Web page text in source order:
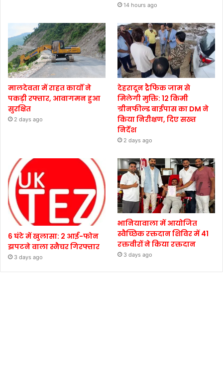
14 hours ago
मालदेवता में राहत कार्यों ने
पकड़ी रफ्तार, आवागमन हुआ
सुरक्षित
2 days ago
देहरादून ट्रैफिक जाम से
मिलेगी मुक्ति: 12 किमी
ग्रीनफील्ड बाईपास का DM ने
किया निरीक्षण, दिए सख्त
निर्देश
2 days ago
6 घंटे में खुलासा: 2 आई-फोन
झपटने वाला स्नैचर गिरफ्तार
3 days ago
भानियावाला में आयोजित
स्वैच्छिक रक्तदान शिविर में 41
रक्तवीरों ने किया रक्तदान
3 days ago